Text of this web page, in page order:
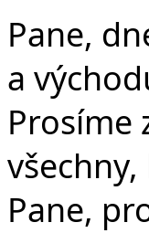
Pane,
a
Prosíme
Pane,